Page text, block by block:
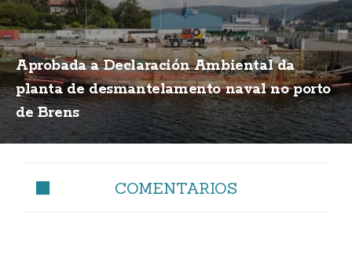
Aprobada a Declaración Ambiental da
planta de desmantelamento naval no porto
de Brens
COMENTARIOS